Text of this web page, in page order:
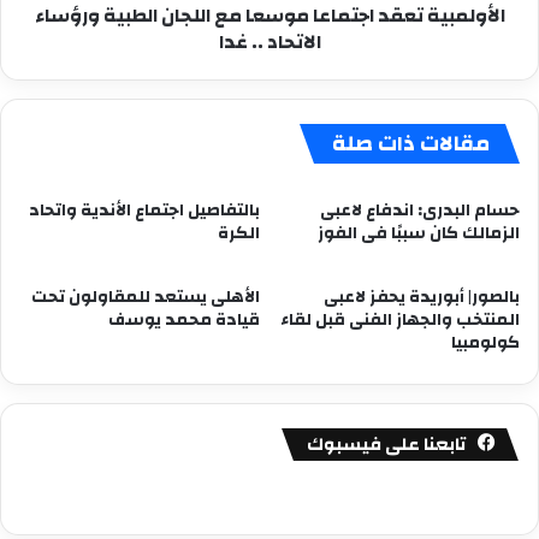
الأولمبية تعقد اجتماعا موسعا مع اللجان الطبية ورؤساء
الاتحاد .. غدا
مقالات ذات صلة
حسام البدرى: اندفاع لاعبى
الزمالك كان سببًا فى الفوز
بالتفاصيل اجتماع الأندية واتحاد
الكرة
بالصور| أبوريدة يحفز لاعبى
المنتخب والجهاز الفنى قبل لقاء
كولومبيا
الأهلى يستعد للمقاولون تحت
قيادة محمد يوسف
تابعنا على فيسبوك